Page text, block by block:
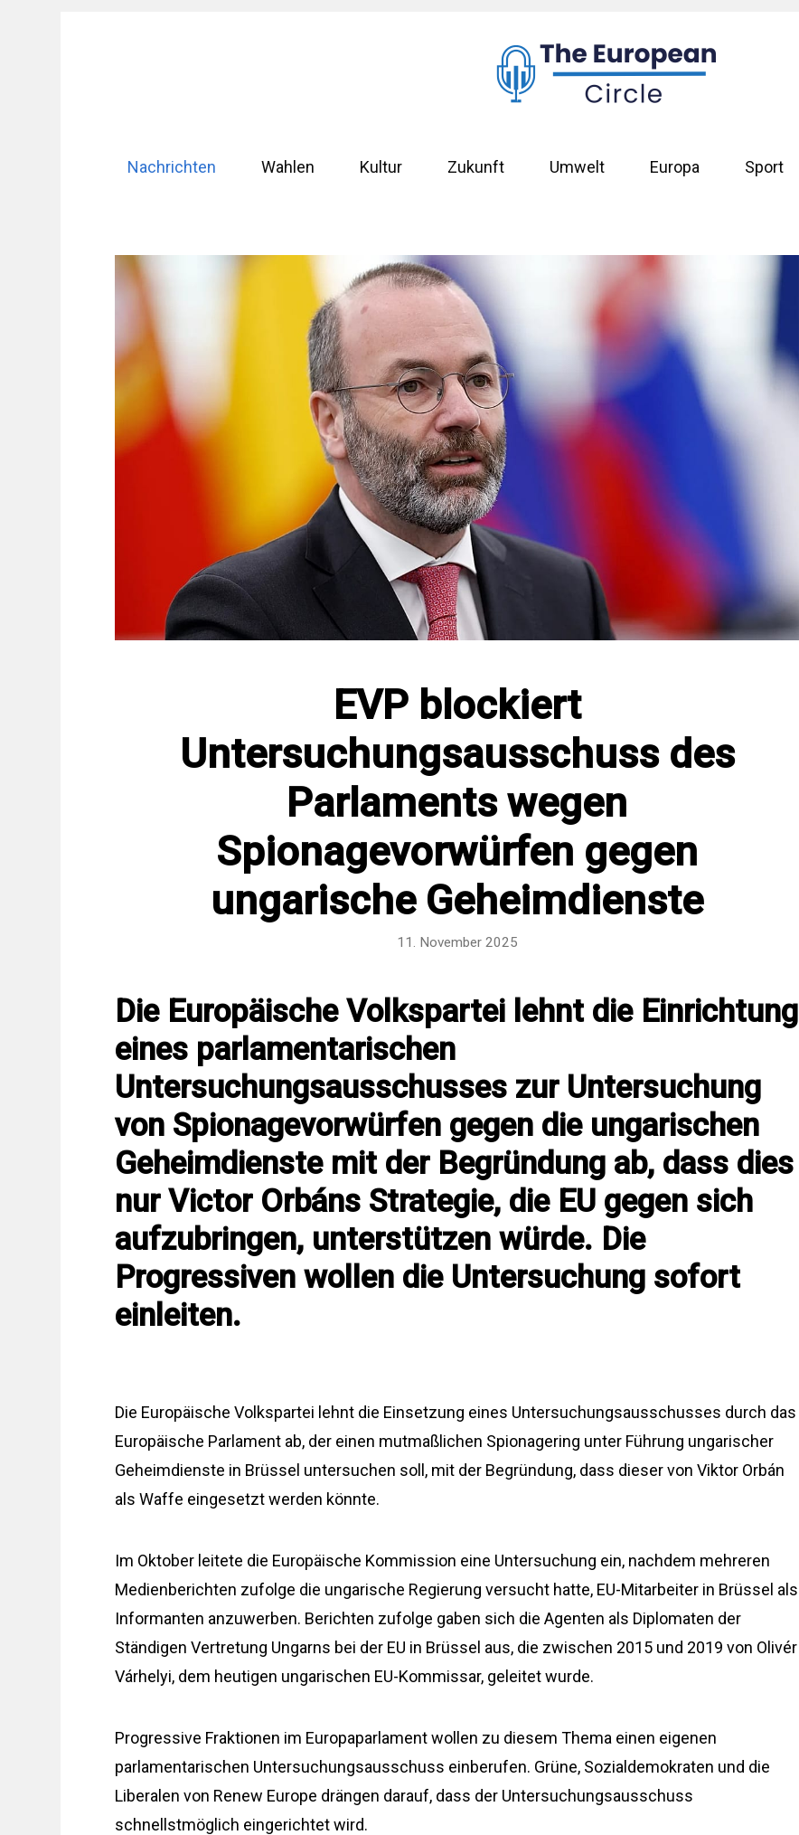
Nachrichten Wahlen Kultur Zukunft Umwelt Europa Sport
EVP blockiert
Untersuchungsausschuss des
Parlaments wegen
Spionagevorwürfen gegen
ungarische Geheimdienste
11. November 2025
Die Europäische Volkspartei lehnt die Einrichtung
eines parlamentarischen
Untersuchungsausschusses zur Untersuchung
von Spionagevorwürfen gegen die ungarischen
Geheimdienste mit der Begründung ab, dass dies
nur Victor Orbáns Strategie, die EU gegen sich
aufzubringen, unterstützen würde. Die
Progressiven wollen die Untersuchung sofort
einleiten.
Die Europäische Volkspartei lehnt die Einsetzung eines Untersuchungsausschusses durch das
Europäische Parlament ab, der einen mutmaßlichen Spionagering unter Führung ungarischer
Geheimdienste in Brüssel untersuchen soll, mit der Begründung, dass dieser von Viktor Orbán
als Waffe eingesetzt werden könnte.
Im Oktober leitete die Europäische Kommission eine Untersuchung ein, nachdem mehreren
Medienberichten zufolge die ungarische Regierung versucht hatte, EU-Mitarbeiter in Brüssel als
Informanten anzuwerben. Berichten zufolge gaben sich die Agenten als Diplomaten der
Ständigen Vertretung Ungarns bei der EU in Brüssel aus, die zwischen 2015 und 2019 von Olivér
Várhelyi, dem heutigen ungarischen EU-Kommissar, geleitet wurde.
Progressive Fraktionen im Europaparlament wollen zu diesem Thema einen eigenen
parlamentarischen Untersuchungsausschuss einberufen. Grüne, Sozialdemokraten und die
Liberalen von Renew Europe drängen darauf, dass der Untersuchungsausschuss
schnellstmöglich eingerichtet wird.